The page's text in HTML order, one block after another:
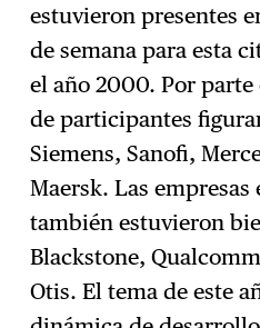
→ Suscríbase
estuvieron presentes
de semana para esta
el año 2000. Por
de participantes
Siemens, Sanofi,
Maersk. Las empresas
también estuvieron
Blackstone,
Otis. El tema de este